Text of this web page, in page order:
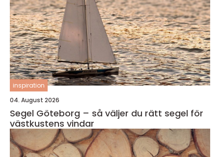
inspiration
04. August 2026
Segel Göteborg – så väljer du rätt segel för
västkustens vindar